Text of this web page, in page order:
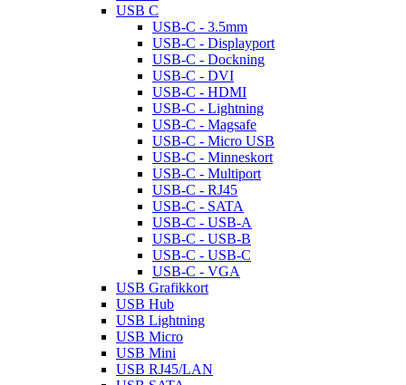
USB C
USB-C - 3.5mm
USB-C - Displayport
USB-C - Dockning
USB-C - DVI
USB-C - HDMI
USB-C - Lightning
USB-C - Magsafe
USB-C - Micro USB
USB-C - Minneskort
USB-C - Multiport
USB-C - RJ45
USB-C - SATA
USB-C - USB-A
USB-C - USB-B
USB-C - USB-C
USB-C - VGA
USB Grafikkort
USB Hub
USB Lightning
USB Micro
USB Mini
USB RJ45/LAN